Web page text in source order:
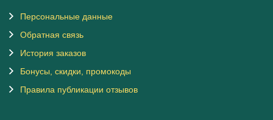
Персональные данные
Обратная связь
История заказов
Бонусы, скидки, промокоды
Правила публикации отзывов